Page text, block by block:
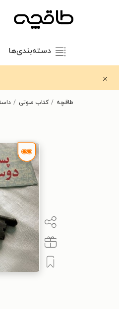
دسته‌بندی‌ها
طاقچه کتاب صوتی